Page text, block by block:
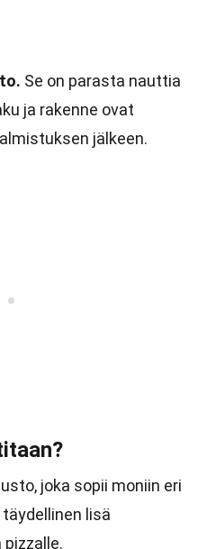
Se on parasta nauttia
ja rakenne ovat
jälkeen.
joka sopii moniin eri
lisä